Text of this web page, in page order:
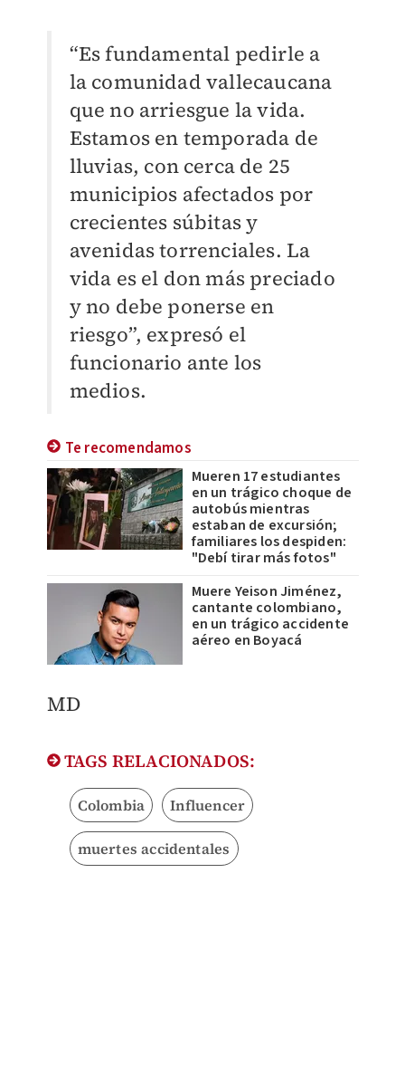
“Es fundamental pedirle a
la comunidad vallecaucana
que no arriesgue la vida.
Estamos en temporada de
lluvias, con cerca de 25
municipios afectados por
crecientes súbitas y
avenidas torrenciales. La
vida es el don más preciado
y no debe ponerse en
riesgo”, expresó el
funcionario ante los
medios.
Te recomendamos
Mueren 17 estudiantes
en un trágico choque de
autobús mientras
estaban de excursión;
familiares los despiden:
"Debí tirar más fotos"
Muere Yeison Jiménez,
cantante colombiano,
en un trágico accidente
aéreo en Boyacá
MD
TAGS RELACIONADOS:
Colombia Influencer
muertes accidentales